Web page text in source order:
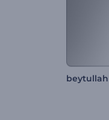
beytullah